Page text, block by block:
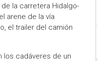
la carretera Hidalgo-
arene de la vía
el trailer del camión
los cadáveres de un